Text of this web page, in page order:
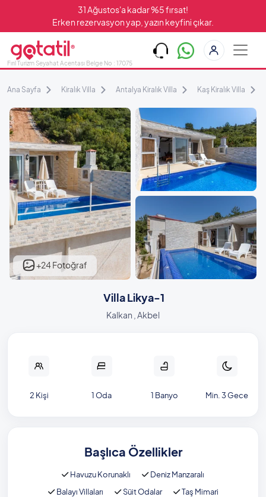
31 Ağustos'a kadar %5 fırsat!
Erken rezervasyon yap, yazın keyfini çıkar.
Fırıl Turizm Seyahat Acentası Belge No : 17075
Ana Sayfa Kiralık Villa Antalya Kiralık Villa Kaş Kiralık Villa
Villa Likya-1
Kalkan , Akbel
+24 Fotoğraf
2 Kişi 1 Oda 1 Banyo Min. 3 Gece
Başlıca Özellikler
Havuzu Korunaklı
Deniz Manzaralı
Balayı Villaları
Süit Odalar
Taş Mimari